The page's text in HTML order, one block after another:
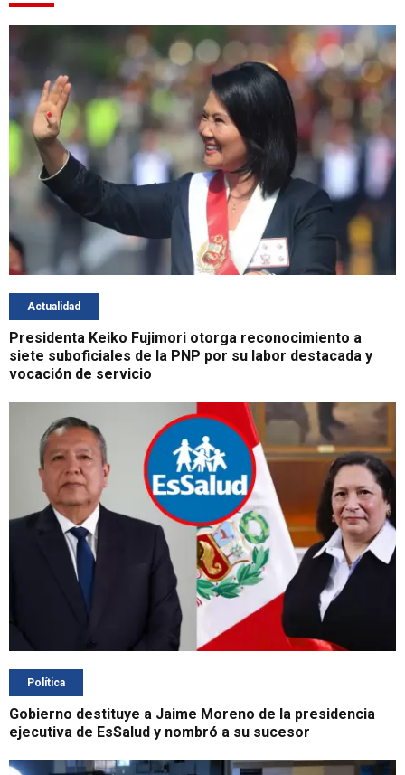
Actualidad
Presidenta Keiko Fujimori otorga reconocimiento a
siete suboficiales de la PNP por su labor destacada y
vocación de servicio
Política
Gobierno destituye a Jaime Moreno de la presidencia
ejecutiva de EsSalud y nombró a su sucesor